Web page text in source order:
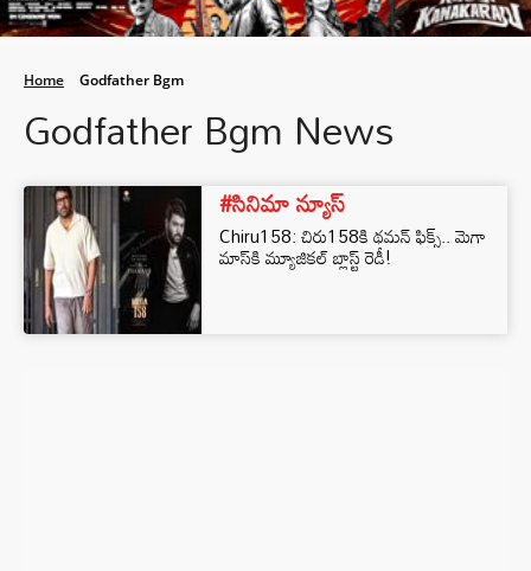
Home Godfather Bgm
Godfather Bgm News
#సినిమా న్యూస్
Chiru158: చిరు158కి థమన్ ఫిక్స్.. మెగా
మాస్‌కి మ్యూజికల్ బ్లాస్ట్ రెడీ!